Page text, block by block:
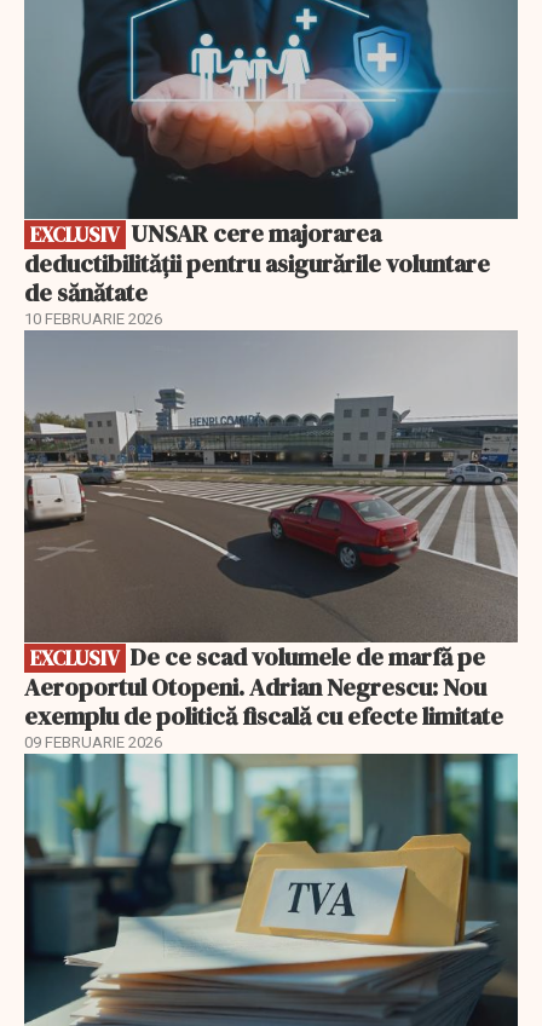
EXCLUSIV
deductibilității pentru asigurările voluntare
de sănătate
10 FEBRUARIE 2026
EXCLUSIV
Aeroportul Otopeni. Adrian Negrescu: Nou
exemplu de politică fiscală cu efecte limitate
09 FEBRUARIE 2026